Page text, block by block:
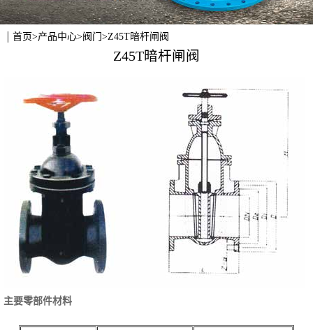
首页>产品中心>阀门 >Z45T暗杆闸阀
Z45T暗杆闸阀
主要零部件材料